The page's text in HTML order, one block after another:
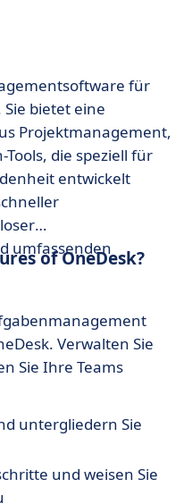
für
bietet eine
Projektmanagement,
die speziell für
entwickelt
umfassenden
of OneDesk?
Verwalten Sie
Sie Ihre Teams
untergliedern Sie
und weisen Sie